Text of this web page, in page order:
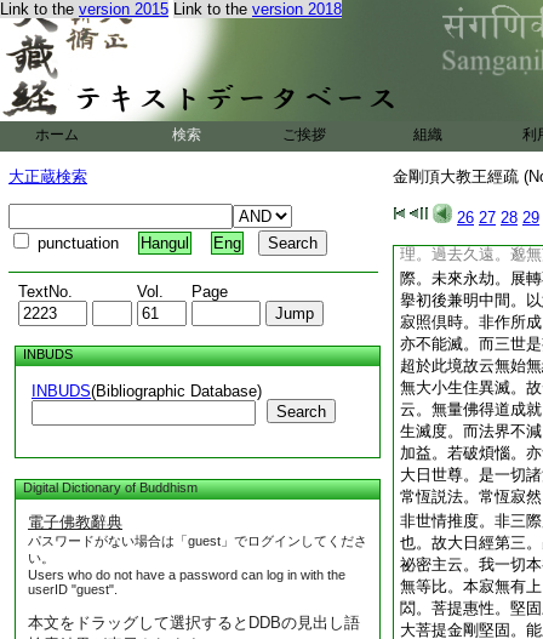
Link to the version 2015 Link to the version 2018
ホーム 検索 ご挨拶 組織 利
大正蔵検索
punctuation Hangul Eng
TextNo. Vol. Page
INBUDS
INBUDS(Bibliographic Database)
Search
Digital Dictionary of Buddhism
電子佛教辭典
パスワードがない場合は「guest」でログインしてくださ
い。
Users who do not have a password can log in with the
userID "guest".
本文をドラッグして選択するとDDBの見出し語
金剛頂大教王經疏
26 27 28 29
世天等是最遠。四
近。且以爲端也。
明十六大菩薩。分
十六。後一偈明三
經。無始無終寂暴
無始無終下。兩句
始無終者。是毘盧
故。大日經歎毘盧
起滅邊際不可得。
理。過去久遠。邈
際。未來永劫。展
擧初後兼明中間。
寂照倶時。非作所
亦不能滅。而三世
超於此境故云無始
無大小生住異滅。
云。無量佛得道成
生滅度。而法界不
加益。若破煩惱。
大日世尊。是一切
常恆説法。常恆寂
非世情推度。非三
也。故大日經第三
祕密主云。我一切
無等比。本寂無有
閦。菩提惠性。堅
大菩提金剛堅固。